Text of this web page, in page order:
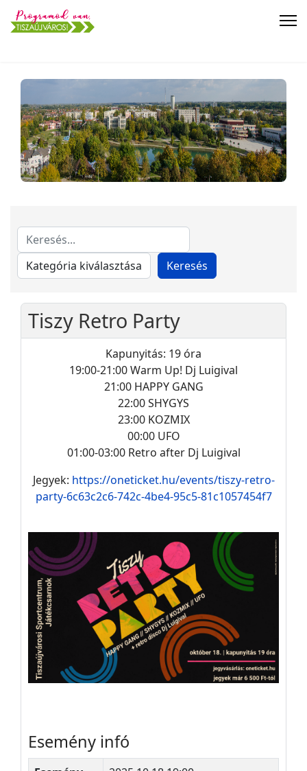
Tiszy Retro Party
Kapunyitás: 19 óra
19:00-21:00 Warm Up! Dj Luigival
21:00 HAPPY GANG
22:00 SHYGYS
23:00 KOZMIX
00:00 UFO
01:00-03:00 Retro after Dj Luigival
Jegyek: https://oneticket.hu/events/tiszy-retro-
party-6c63c2c6-742c-4be4-95c5-81c1057454f7
Esemény infó